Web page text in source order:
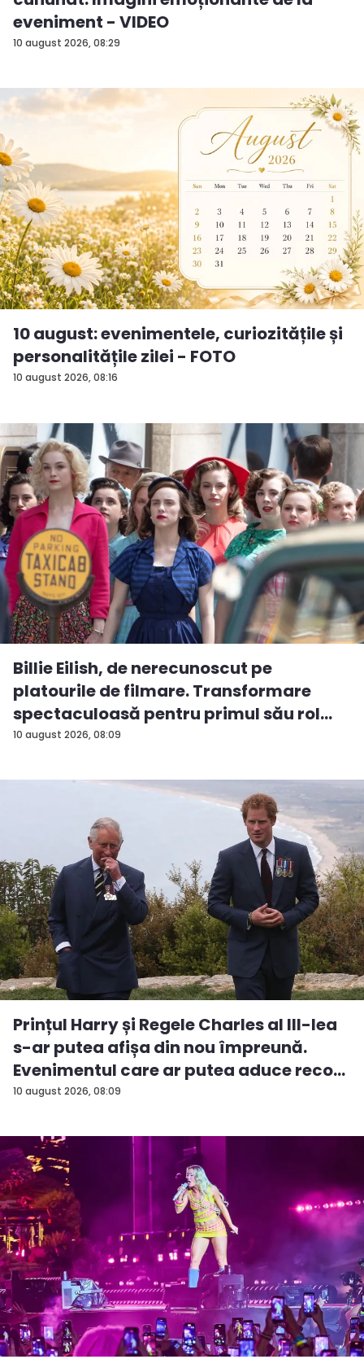
10 august 2026, 08:29
eveniment - VIDEO
10 august 2026, 08:16
10 august: evenimentele, curiozitățile și
personalitățile zilei - FOTO
10 august 2026, 08:09
Billie Eilish, de nerecunoscut pe
platourile de filmare. Transformare
spectaculoasă pentru primul său rol
m...
10 august 2026, 08:09
Prințul Harry și Regele Charles al III-lea
s-ar putea afișa din nou împreună.
Evenimentul care ar putea aduce reco...